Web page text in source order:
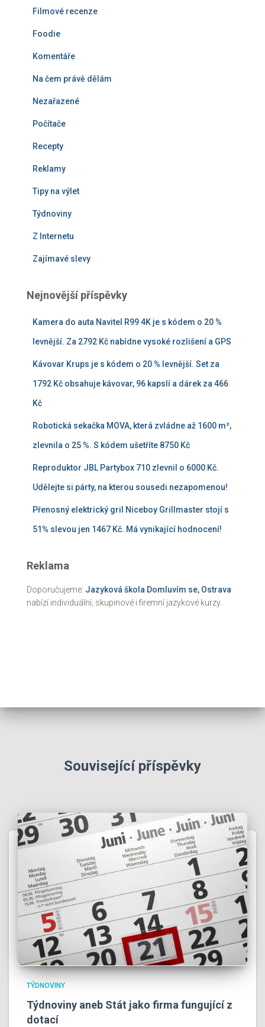
Filmové recenze
Foodie
Komentáře
Na čem právě dělám
Nezařazené
Počítače
Recepty
Reklamy
Tipy na výlet
Týdnoviny
Z Internetu
Zajímavé slevy
Nejnovější příspěvky
Kamera do auta Navitel R99 4K je s kódem o 20 %
levnější. Za 2792 Kč nabídne vysoké rozlišení a GPS
Kávovar Krups je s kódem o 20 % levnější. Set za
1792 Kč obsahuje kávovar, 96 kapslí a dárek za 466
Kč
Robotická sekačka MOVA, která zvládne až 1600 m²,
zlevnila o 25 %. S kódem ušetříte 8750 Kč
Reproduktor JBL Partybox 710 zlevnil o 6000 Kč.
Udělejte si párty, na kterou sousedi nezapomenou!
Přenosný elektrický gril Niceboy Grillmaster stojí s
51% slevou jen 1467 Kč. Má vynikající hodnocení!
Reklama
Doporučujeme: Jazyková škola Domluvím se, Ostrava
nabízí individuální, skupinové i firemní jazykové kurzy.
Související příspěvky
TÝDNOVINY
Týdnoviny aneb Stát jako firma fungující z
dotací